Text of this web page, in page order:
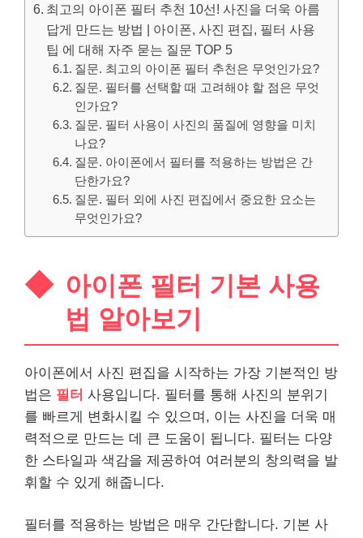
최고의 아이폰 필터 추천 10선! 사진을 더욱 아름
답게 만드는 방법 | 아이폰, 사진 편집, 필터 사용
팁 에 대해 자주 묻는 질문 TOP 5
질문. 최고의 아이폰 필터 추천은 무엇인가요?
질문. 필터를 선택할 때 고려해야 할 점은 무엇
인가요?
질문. 필터 사용이 사진의 품질에 영향을 미치
나요?
질문. 아이폰에서 필터를 적용하는 방법은 간
단한가요?
질문. 필터 외에 사진 편집에서 중요한 요소는
무엇인가요?
아이폰 필터 기본 사용
법 알아보기
아이폰에서 사진 편집을 시작하는 가장 기본적인 방
법은 필터 사용입니다. 필터를 통해 사진의 분위기
를 빠르게 변화시킬 수 있으며, 이는 사진을 더욱 매
력적으로 만드는 데 큰 도움이 됩니다. 필터는 다양
한 스타일과 색감을 제공하여 여러분의 창의력을 발
휘할 수 있게 해줍니다.
필터를 적용하는 방법은 매우 간단합니다. 기본 사